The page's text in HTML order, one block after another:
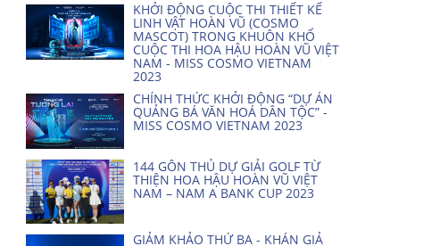
KHỞI ĐỘNG CUỘC THI THIẾT KẾ
LINH VẬT HOÀN VŨ (COSMO
MASCOT) TRONG KHUÔN KHỔ
CUỘC THI HOA HẬU HOÀN VŨ VIỆT
NAM - MISS COSMO VIETNAM
2023
CHÍNH THỨC KHỞI ĐỘNG “DỰ ÁN
QUẢNG BÁ VĂN HOÁ DÂN TỘC” -
MISS COSMO VIETNAM 2023
144 GÔN THỦ DỰ GIẢI GOLF TỪ
THIỆN HOA HẬU HOÀN VŨ VIỆT
NAM – NAM A BANK CUP 2023
GIẢM KHẢO THỨ BA - KHÁN GIẢ